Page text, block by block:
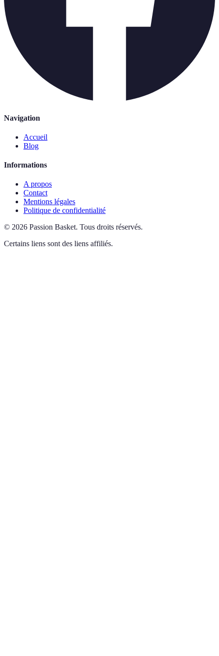
Navigation
Accueil
Blog
Informations
A propos
Contact
Mentions légales
Politique de confidentialité
© 2026 Passion Basket. Tous droits réservés.
Certains liens sont des liens affiliés.